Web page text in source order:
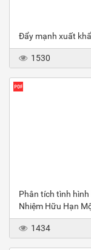
Đẩy mạnh xuất
1530
Phân tích tình
Nhiệm Hữu Hạn
1434